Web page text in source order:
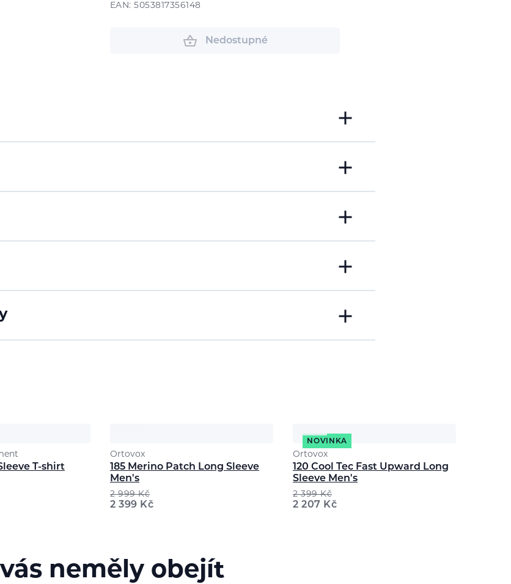
EAN: 5053817356148
Nedostupné
T-shirt
Ortovox
185 Merino Patch Long Sleeve
Men's
2 999Kč
2 399 Kč
NOVINKA
Ortovox
120 Cool Tec Fast Upward Long
Sleeve Men's
2 399Kč
2 207 Kč
neměly obejít